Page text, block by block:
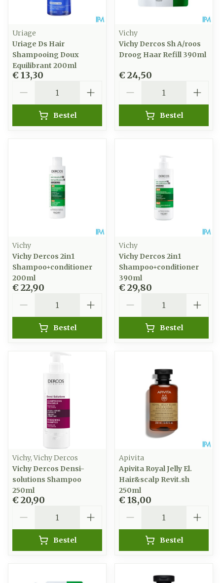
Uriage
Uriage Ds Hair
Shampooing Doux
Equilibrant 200ml
€ 13,30
Bestel
Vichy
Vichy Dercos Sh A/roos
Droog Haar Refill 390ml
€ 24,50
Bestel
Vichy
Vichy Dercos 2in1
Shampoo+conditioner
200ml
€ 22,90
Bestel
Vichy
Vichy Dercos 2in1
Shampoo+conditioner
390ml
€ 29,80
Bestel
Vichy, Vichy Dercos
Vichy Dercos Densi-
solutions Shampoo
250ml
€ 20,90
Bestel
Apivita
Apivita Royal Jelly El.
Hair&scalp Revit.sh
250ml
€ 18,00
Bestel